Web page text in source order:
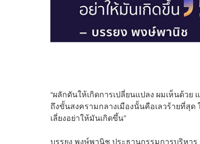
“ผลักดันให้เกิดการเปลี่ยนแปลง ผมเห็นด้ว
ถึงขั้นสงครามกลางเมืองนั้นคือเลวร้ายที่สุด
เลี่ยงอย่าให้มันเกิดขึ้น”
บรรยง พงษ์พานิช ประธานกรรมการบริหา